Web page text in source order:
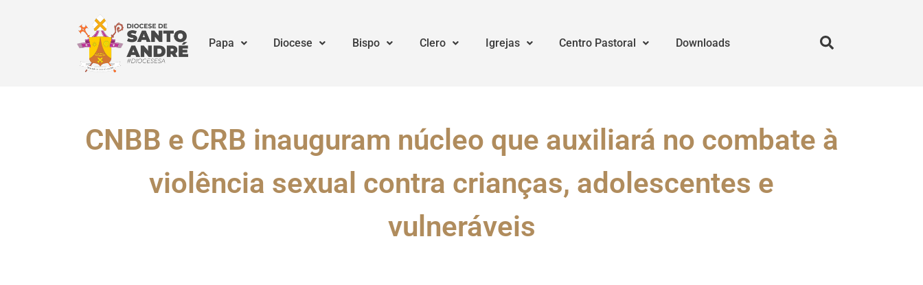
Papa Diocese Bispo Clero Igrejas Centro Pastoral Downloads
CNBB e CRB inauguram núcleo que auxiliará no combate à
violência sexual contra crianças, adolescentes e
vulneráveis